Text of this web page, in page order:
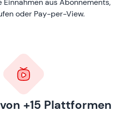
oder Pay-per-View.
+15 Plattformen